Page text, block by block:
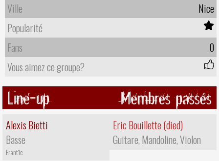
Ville
Nice
Popularité
Fans
0
Vous aimez ce groupe?
Line-up
Alexis Bietti
Basse
Frant1c
Membres passés
Eric Bouillette (died)
Guitare, Mandoline, Violon